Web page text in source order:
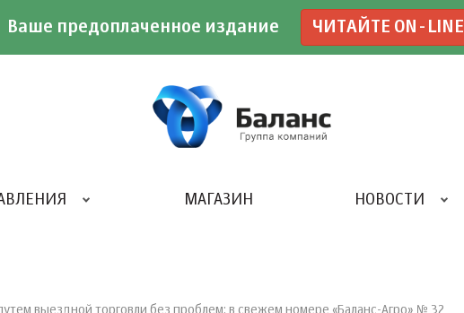
Ваше предоплаченное издание ЧИТАЙТЕ ON-LINE
МАГАЗИН НОВОСТИ
выездной торговли без проблем: в свежем номере «Баланс-Агро» № 32